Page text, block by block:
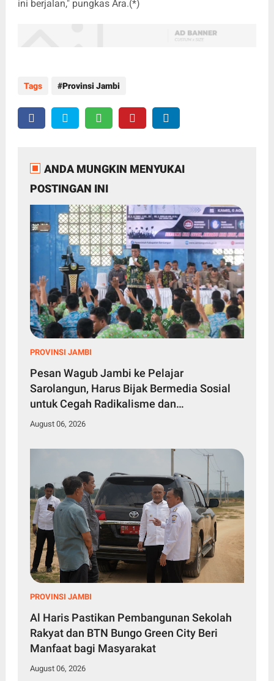
ini berjalan," pungkas Ara.(*)
Tags Provinsi Jambi
ANDA MUNGKIN MENYUKAI
POSTINGAN INI
PROVINSI JAMBI
Pesan Wagub Jambi ke Pelajar
Sarolangun, Harus Bijak Bermedia Sosial
untuk Cegah Radikalisme dan
Perundungan
August 06, 2026
PROVINSI JAMBI
Al Haris Pastikan Pembangunan Sekolah
Rakyat dan BTN Bungo Green City Beri
Manfaat bagi Masyarakat
August 06, 2026